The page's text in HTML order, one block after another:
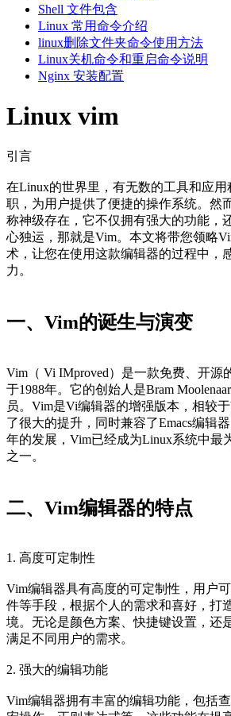
Shell 文件包含
Linux 常用命令介绍
linux删除文件夹命令使用方法
Linux关机命令和重启命令说明
Nginx 安装配置
Linux vim
引言
在Linux的世界里，有无数的工具和应
职，为用户提供了便捷的操作系统。然
称神级存在，它不仅拥有强大的功能，
心独运，那就是Vim。本文将带您领略
术，让您在使用这款编辑器的过程中，
力。
一、Vim的诞生与演变
Vim（ Vi IMproved）是一款免费、开源
于1988年。它的创始人是Bram
员。Vim是Vi编辑器的增强版本，相较
了很大的提升，同时兼容了Emacs编辑
年的发展，Vim已经成为Linux系统中最
之一。
二、Vim编辑器的特点
1. 高度可定制性
Vim编辑器具有高度的可定制性，用户
件等手段，根据个人的需求和喜好，打
境。无论是颜色方案、快捷键设置，还
满足不同用户的需求。
2. 强大的编辑功能
Vim编辑器拥有丰富的编辑功能，包括